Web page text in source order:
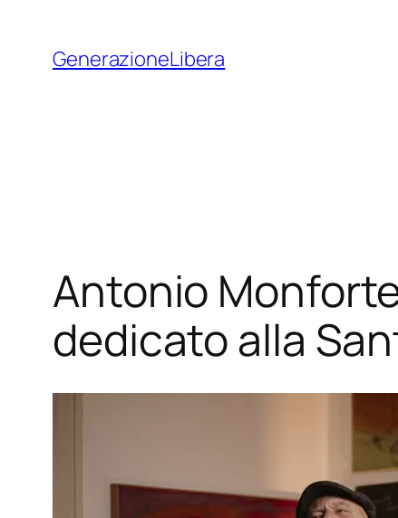
contenuto
GenerazioneLibera
Antonio
dedicato alla